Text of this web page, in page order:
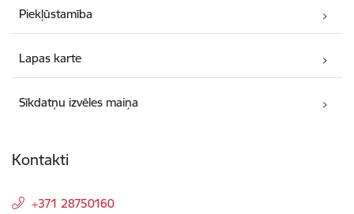
Piekļūstamība
Lapas karte
Sīkdatņu izvēles maiņa
Kontakti
+371 28750160